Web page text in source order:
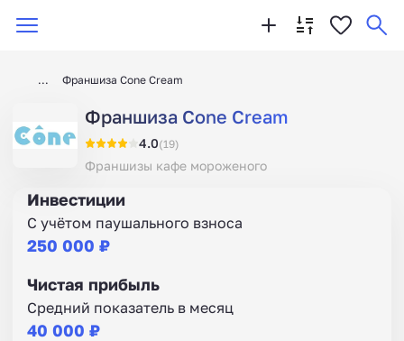
Франшиза Cone Cream
Франшиза Cone Cream
4.0(19)
Франшизы кафе мороженого
Инвестиции
С учётом паушального взноса
250 000 ₽
Чистая прибыль
Средний показатель в месяц
40 000 ₽